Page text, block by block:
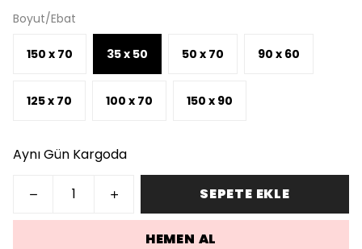
Boyut/Ebat
150 x 70 35 x 50 50 x 70 90 x 60
125 x 70 100 x 70 150 x 90
Aynı Gün Kargoda
SEPETE EKLE
HEMEN AL